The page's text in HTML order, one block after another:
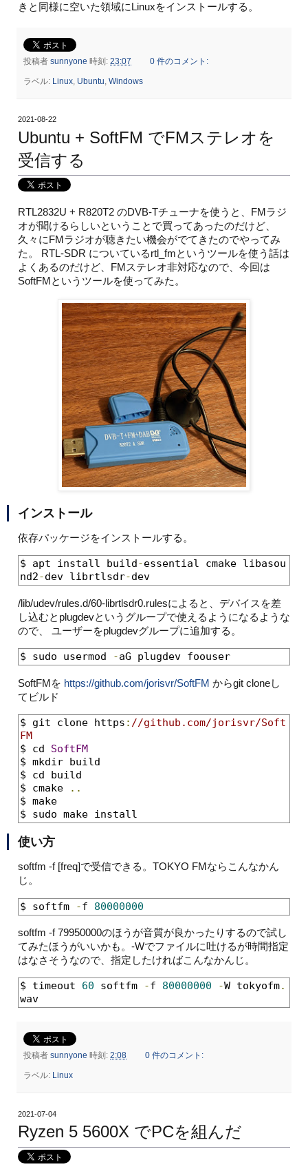
きと同様に空いた領域にLinuxをインストールする。
投稿者 sunnyone 時刻: 23:07 0 件のコメント:
ラベル: Linux Ubuntu Windows
2021-08-22
Ubuntu + SoftFM でFMステレオを
受信する
RTL2832U + R820T2 のDVB-Tチューナを使うと、FMラジ
オが聞けるらしいということで買ってあったのだけど、
久々にFMラジオが聴きたい機会がでてきたのでやってみ
た。 RTL-SDR についているrtl_fmというツールを使う話は
よくあるのだけど、FMステレオ非対応なので、今回は
SoftFMというツールを使ってみた。
インストール
依存パッケージをインストールする。
$ apt install build -essential cmake libasou
nd2-dev librtlsdr-dev
/lib/udev/rules.d/60-librtlsdr0.rulesによると、デバイスを差
し込むとplugdevというグループで使えるようになるような
ので、 ユーザーをplugdevグループに追加する。
$ sudo usermod -aG plugdev foouser
SoftFMを https://github.com/jorisvr/SoftFM からgit cloneし
てビルド
$ git clone https : //github.com/jorisvr/Soft
FM
$ cd SoftFM
$ mkdir build
$ cd build
$ cmake
..
$ make
$ sudo make install
使い方
softfm -f [freq]で受信できる。TOKYO FMならこんなかん
じ。
$ softfm -f 80000000
softfm -f 79950000のほうが音質が良かったりするので試し
てみたほうがいいかも。-Wでファイルに吐けるが時間指定
はなさそうなので、指定したければこんなかんじ。
$ timeout 60 softfm -f 80000000 -W tokyofm.
wav
投稿者 sunnyone 時刻: 2:08 0 件のコメント:
ラベル: Linux
2021-07-04
Ryzen 5 5600X でPCを組んだ